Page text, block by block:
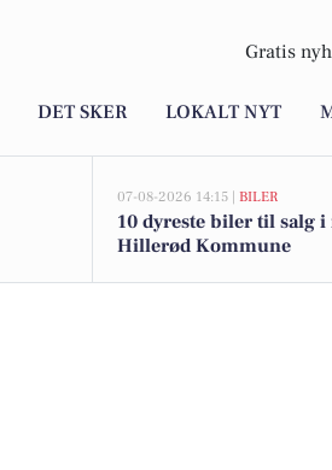
Gratis
DET SKER LOKALT NYT
07-08-2026 14:15 | BILER
10 dyreste biler til salg
Hillerød Kommune